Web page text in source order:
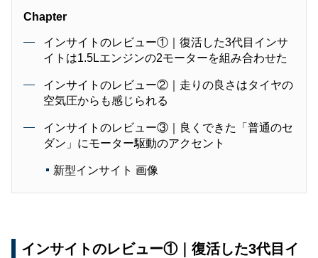
Chapter
インサイトのレビュー①｜復活した3代目インサ
イトは1.5Lエンジンの2モーターを組み合わせた
インサイトのレビュー②｜走りの良さはタイヤの
空気圧からも感じられる
インサイトのレビュー③｜良くできた「普通のセ
ダン」にモーター駆動のアクセント
新型インサイト 画像
インサイトのレビュー①｜復活した3代目イ